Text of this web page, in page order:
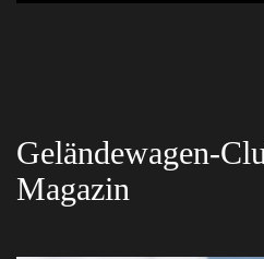
MERCEDES-BENZ
Geländewagen-
Magazin